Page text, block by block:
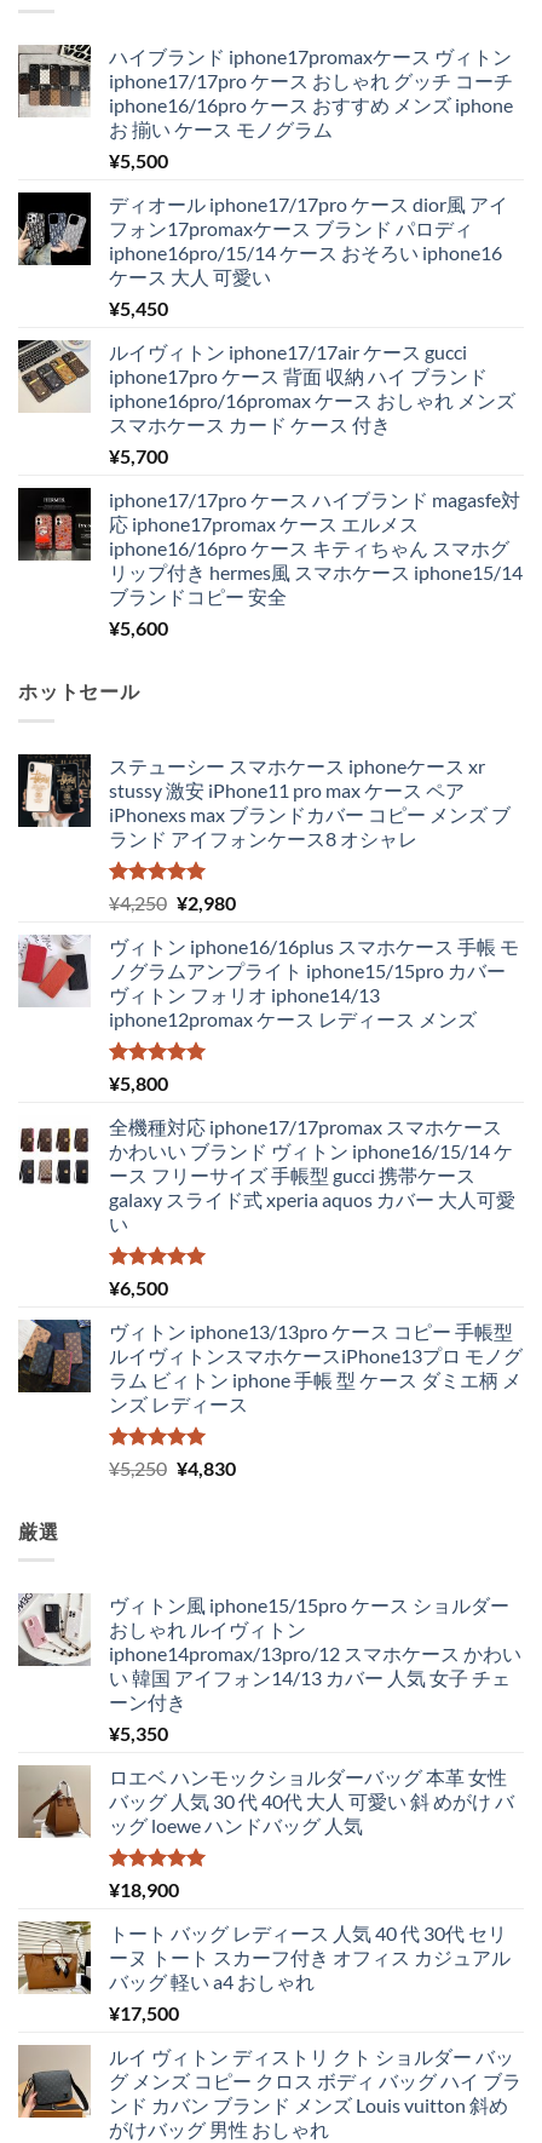
ハイブランド iphone17promaxケース ヴィトン
iphone17/17pro ケース おしゃれ グッチ コーチ
iphone16/16pro ケース おすすめ メンズ iphone
お 揃い ケース モノグラム
¥5,500
ディオール iphone17/17pro ケース dior風 アイ
フォン17promaxケース ブランド パロディ
iphone16pro/15/14 ケース おそろい iphone16
ケース 大人 可愛い
¥5,450
ルイヴィトン iphone17/17air ケース gucci
iphone17pro ケース 背面 収納 ハイ ブランド
iphone16pro/16promax ケース おしゃれ メンズ
スマホケース カード ケース 付き
¥5,700
iphone17/17pro ケース ハイブランド magasfe対
応 iphone17promax ケース エルメス
iphone16/16pro ケース キティちゃん スマホグ
リップ付き hermes風 スマホケース iphone15/14
ブランドコピー 安全
¥5,600
ホットセール
ステューシー スマホケース iphoneケース xr
stussy 激安 iPhone11 pro max ケース ペア
iPhonexs max ブランドカバー コピー メンズ ブ
ランド アイフォンケース8 オシャレ
5段階中
5.00
の評価
¥4,250 元
価
格
は
¥4,250
で
¥2,980現
の
価
格
は
ヴィトン iphone16/16plus スマホケース 手帳 モ
ノグラムアンプライト iphone15/15pro カバー
ヴィトン フォリオ iphone14/13
iphone12promax ケース レディース メンズ
5段階中
5.00
¥5,800
全機種対応 iphone17/17promax スマホケース
かわいい ブランド ヴィトン iphone16/15/14 ケ
ース フリーサイズ 手帳型 gucci 携帯ケース
galaxy スライド式 xperia aquos カバー 大人可愛
い
5段階中
5.00
¥6,500
ヴィトン iphone13/13pro ケース コピー 手帳型
ルイヴィトンスマホケースiPhone13プロ モノグ
ラム ビィトン iphone 手帳 型 ケース ダミエ柄 メ
ンズ レディース
5段階中
5.00
の評価
¥5,250 元
¥5,250
で
し
た。
¥4,830現
¥4,830
で
す。
厳選
ヴィトン風 iphone15/15pro ケース ショルダー
おしゃれ ルイヴィトン
iphone14promax/13pro/12 スマホケース かわい
い 韓国 アイフォン14/13 カバー 人気 女子 チェ
ーン付き
¥5,350
ロエベ ハンモックショルダーバッグ 本革 女性
バッグ 人気 30 代 40代 大人 可愛い 斜 めがけ バ
ッグ loewe ハンドバッグ 人気
5段階中
5.00の評価
¥18,900
トート バッグ レディース 人気 40 代 30代 セリ
ーヌ トート スカーフ付き オフィス カジュアル
バッグ 軽い a4 おしゃれ
¥17,500
ルイ ヴィトン ディストリ クト ショルダー バッ
グ メンズ コピー クロス ボディ バッグ ハイ ブラ
ンド カバン ブランド メンズ Louis vuitton 斜め
がけバッグ 男性 おしゃれ